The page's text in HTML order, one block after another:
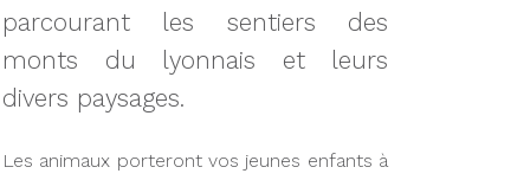
parcourant les sentiers des
monts du lyonnais et leurs
divers paysages.
Les animaux porteront vos jeunes enfants à